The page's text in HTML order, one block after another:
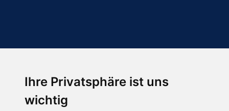
Ihre Privatsphäre ist uns
wichtig
Abonnieren Sie unseren Newsletter